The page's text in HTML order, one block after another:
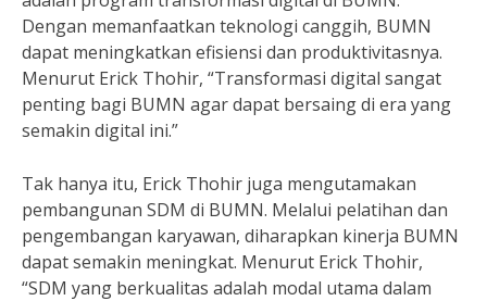
Dengan memanfaatkan teknologi canggih, BUMN
dapat meningkatkan efisiensi dan produktivitasnya.
Menurut Erick Thohir, “Transformasi digital sangat
penting bagi BUMN agar dapat bersaing di era yang
semakin digital ini.”
Tak hanya itu, Erick Thohir juga mengutamakan
pembangunan SDM di BUMN. Melalui pelatihan dan
pengembangan karyawan, diharapkan kinerja BUMN
dapat semakin meningkat. Menurut Erick Thohir,
“SDM yang berkualitas adalah modal utama dalam